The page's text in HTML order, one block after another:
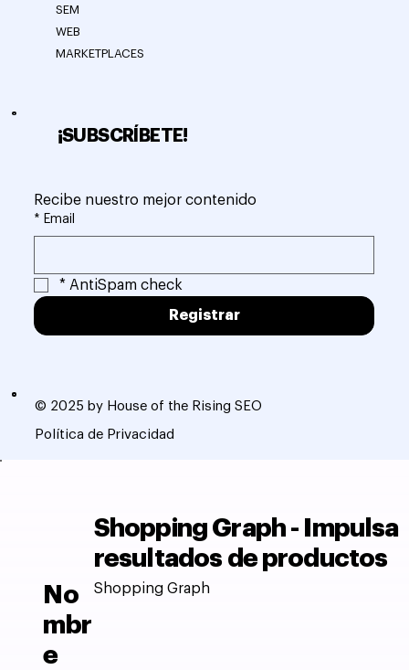
Shopping Graph - Impulsa
resultados de productos
No
mbr
e
Shopping Graph
© 2025 by House of the Rising SEO
Política de Privacidad
¡SUBSCRÍBETE!
Recibe nuestro mejor contenido
* Email
* AntiSpam check
Registrar
SEM
WEB
MARKETPLACES